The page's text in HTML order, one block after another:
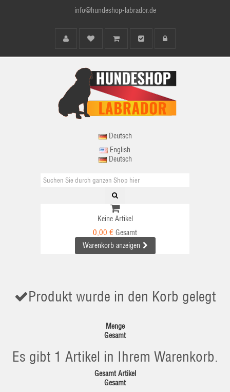
info@hundeshop-labrador.de
Deutsch
English
Deutsch
Keine Artikel
0,00 € Gesamt
Warenkorb anzeigen
Produkt wurde in den Korb gelegt
Menge
Gesamt
Es gibt 1 Artikel in Ihrem Warenkorb.
Gesamt Artikel
Gesamt